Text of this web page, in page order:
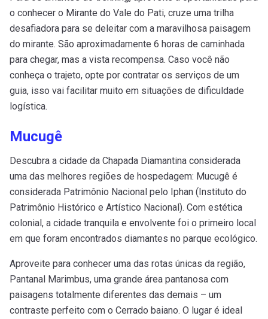
o conhecer o Mirante do Vale do Pati, cruze uma trilha
desafiadora para se deleitar com a maravilhosa paisagem
do mirante. São aproximadamente 6 horas de caminhada
para chegar, mas a vista recompensa. Caso você não
conheça o trajeto, opte por contratar os serviços de um
guia, isso vai facilitar muito em situações de dificuldade
logística.
Mucugê
Descubra a cidade da Chapada Diamantina considerada
uma das melhores regiões de hospedagem: Mucugê é
considerada Patrimônio Nacional pelo Iphan (Instituto do
Patrimônio Histórico e Artístico Nacional). Com estética
colonial, a cidade tranquila e envolvente foi o primeiro local
em que foram encontrados diamantes no parque ecológico.
Aproveite para conhecer uma das rotas únicas da região,
Pantanal Marimbus, uma grande área pantanosa com
paisagens totalmente diferentes das demais – um
contraste perfeito com o Cerrado baiano. O lugar é ideal